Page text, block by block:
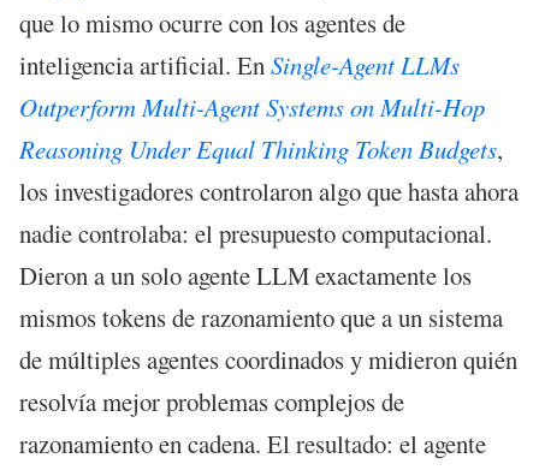
que lo mismo ocurre con los agentes de
inteligencia artificial. EnSingle-Agent LLMs
Outperform Multi-Agent Systems on Multi-Hop
Reasoning Under Equal Thinking Token Budgets,
los investigadores controlaron algo que hasta ahora
nadie controlaba: el presupuesto computacional.
Dieron a un solo agente LLM exactamente los
mismos tokens de razonamiento que a un sistema
de múltiples agentes coordinados y midieron quién
resolvía mejor problemas complejos de
razonamiento en cadena. El resultado: el agente